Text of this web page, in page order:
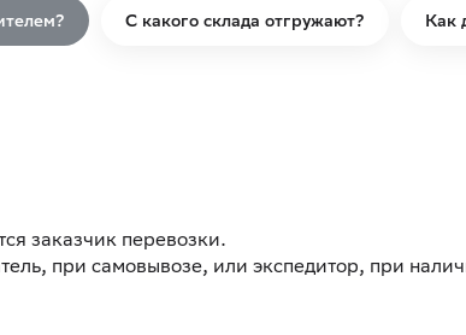
С какого склада отгружают? Как
заказчик перевозки.
при самовывозе, или экспедитор, при